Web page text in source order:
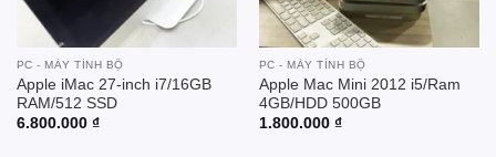
PC - MÁY TÍNH BỘ
Apple iMac 27-inch i7/16GB
RAM/512 SSD
6.800.000 ₫
PC - MÁY TÍNH BỘ
Apple Mac Mini 2012 i5/Ram
4GB/HDD 500GB
1.800.000 ₫